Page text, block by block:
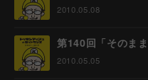
2010.05.08
第140回「そのま
2010.05.05